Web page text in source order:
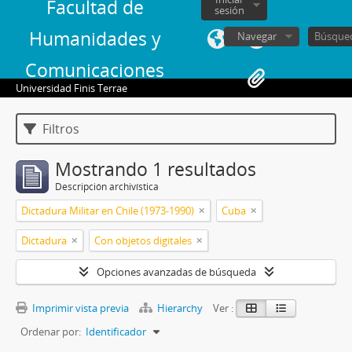
Facultad de
Humanidades y
Comunicaciones
sesión
Navegar
Universidad Finis Terrae
Filtros
Mostrando 1 resultados
Descripción archivística
Dictadura Militar en Chile (1973-1990) Cuba
Dictadura Con objetos digitales
Opciones avanzadas de búsqueda
Imprimir vista previa Hierarchy
Ver :
Ordenar por: Identificador